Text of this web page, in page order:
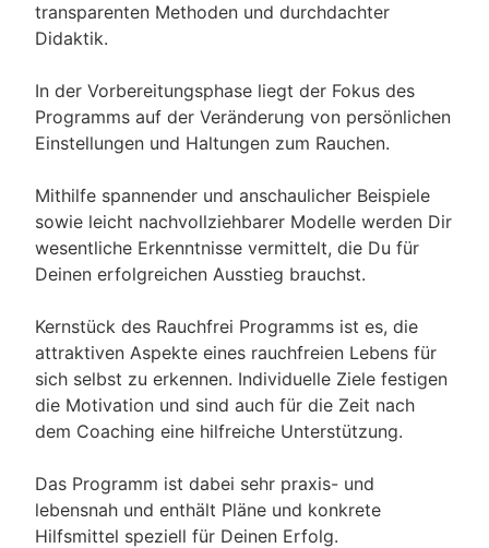
transparenten Methoden und durchdachter
Didaktik.
In der Vorbereitungsphase liegt der Fokus des
Programms auf der Veränderung von persönlichen
Einstellungen und Haltungen zum Rauchen.
Mithilfe spannender und anschaulicher Beispiele
sowie leicht nachvollziehbarer Modelle werden Dir
wesentliche Erkenntnisse vermittelt, die Du für
Deinen erfolgreichen Ausstieg brauchst.
Kernstück des Rauchfrei Programms ist es, die
attraktiven Aspekte eines rauchfreien Lebens für
sich selbst zu erkennen. Individuelle Ziele festigen
die Motivation und sind auch für die Zeit nach
dem Coaching eine hilfreiche Unterstützung.
Das Programm ist dabei sehr praxis- und
lebensnah und enthält Pläne und konkrete
Hilfsmittel speziell für Deinen Erfolg.